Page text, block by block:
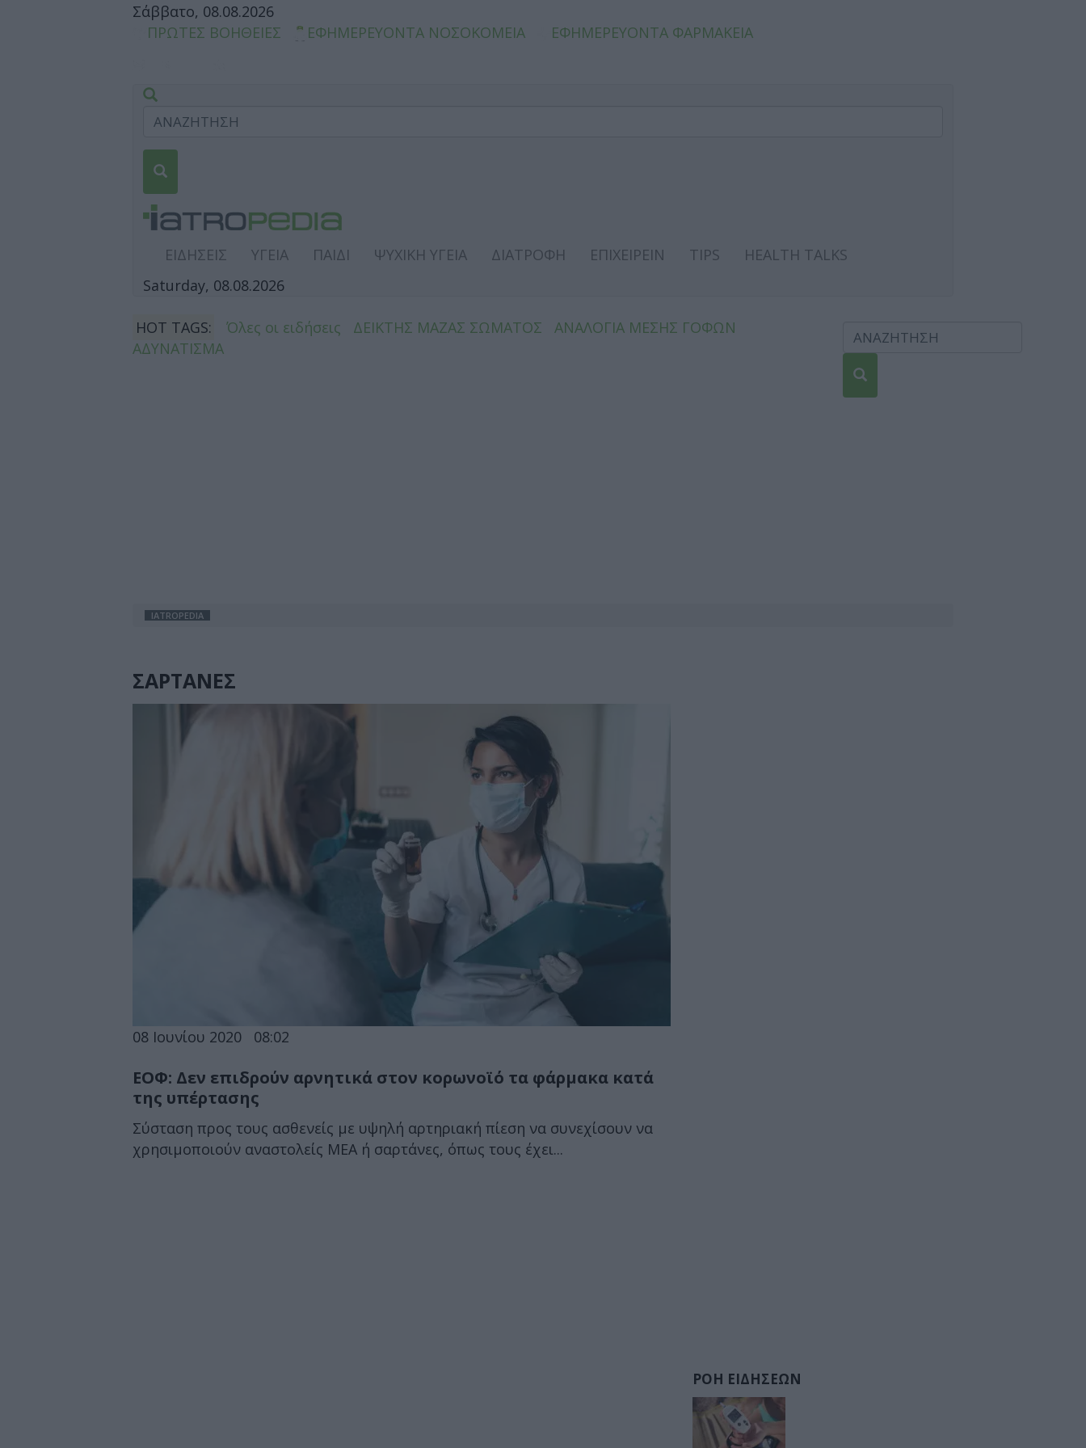
Σάββατο, 08.08.2026
ΠΡΩΤΕΣ ΒΟΗΘΕΙΕΣ
ΕΦΗΜΕΡΕΥΟΝΤΑ ΝΟΣΟΚΟΜΕΙΑ ΕΦΗΜΕΡΕΥΟΝΤΑ ΦΑΡΜΑΚΕΙΑ
ΕΙΔΗΣΕΙΣ ΥΓΕΙΑ ΠΑΙΔΙ ΨΥΧΙΚΗ ΥΓΕΙΑ ΔΙΑΤΡΟΦΗ ΕΠΙΧΕΙΡΕΙΝ TIPS
HEALTH TALKS
Saturday, 08.08.2026
HOT TAGS: Όλες οι ειδήσεις ΔΕΙΚΤΗΣ ΜΑΖΑΣ ΣΩΜΑΤΟΣ
ΑΝΑΛΟΓΙΑ ΜΕΣΗΣ ΓΟΦΩΝ
ΑΔΥΝΑΤΙΣΜΑ
IATROPEDIA
ΣΑΡΤΑΝΕΣ
08 Ιουνίου 2020 08:02
ΕΟΦ: Δεν επιδρούν αρνητικά στον κορωνοϊό τα φάρμακα κατά
της υπέρτασης
Σύσταση προς τους ασθενείς με υψηλή αρτηριακή πίεση να συνεχίσουν να
χρησιμοποιούν αναστολείς ΜΕΑ ή σαρτάνες, όπως τους έχει...
ΡΟΗ ΕΙΔΗΣΕΩΝ